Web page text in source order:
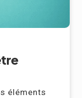
éléments